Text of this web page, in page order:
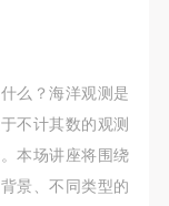
么？海洋观测是
不计其数的观测
本场讲座将围绕
景、不同类型的